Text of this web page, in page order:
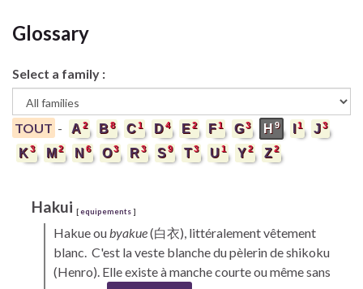
Glossary
Select a family :
TOUT - A2 B8 C1 D4 E2 F1 G3 H9 I1 J3
K3 M2 N6 O3 R3 S9 T3 U1 Y2 Z2
Hakui [equipements]
Hakue oubyakue(白衣), littéralement vêtement
blanc. C'est la veste blanche du pèlerin deshikoku
(Henro). Elle existe à manche courte ou même sans